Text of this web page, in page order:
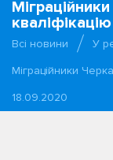
кваліфікацію
Всі новини
У
Міграційники
18.09.2020